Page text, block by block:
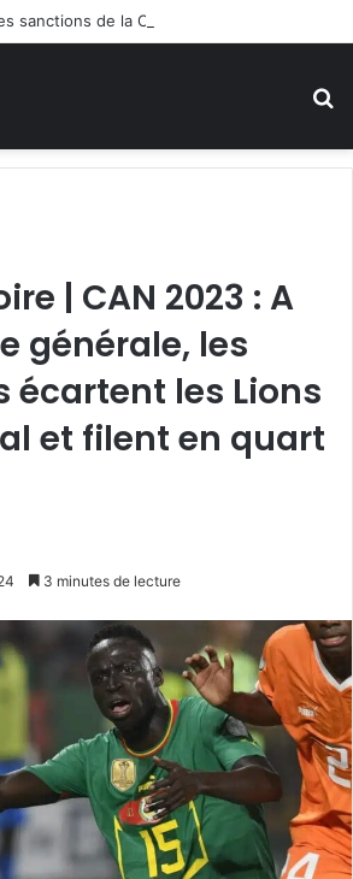
| CAN 2023 : A
générale, les
écartent les Lions
et filent en quart
3 minutes de lecture